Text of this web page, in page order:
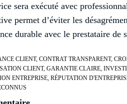
sera exécuté avec
permet d’éviter les
durable avec le prestataire de
CLIENT, CONTRAT TRANSPARENT,
CLIENT, GARANTIE CLAIRE,
ENTREPRISE, RÉPUTATION